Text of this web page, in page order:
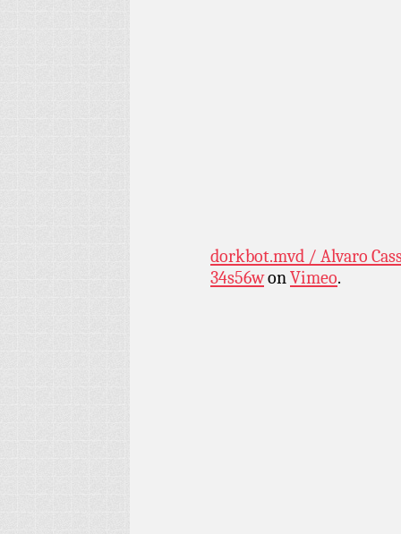
dorkbot.mvd / Alvaro
34s56wonVimeo.